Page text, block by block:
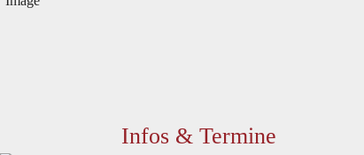
Infos & Termine